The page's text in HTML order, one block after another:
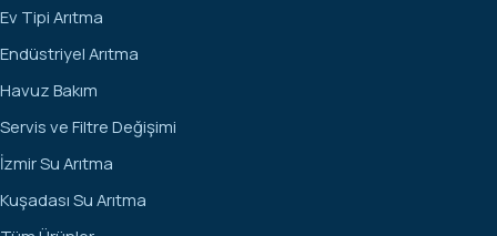
Ev Tipi Arıtma
Endüstriyel Arıtma
Havuz Bakım
Servis ve Filtre Değişimi
İzmir Su Arıtma
Kuşadası Su Arıtma